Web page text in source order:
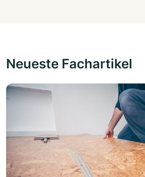
Neueste Fachartikel